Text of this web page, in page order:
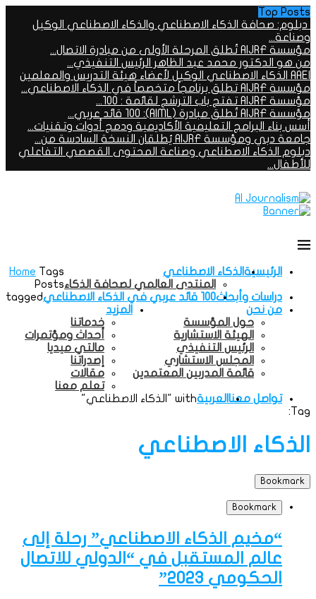
Top Posts
دبلوم: صحافة الذكاء الاصطناعي والذكاء الاصطناعي الوكيل
وصناعة...
مؤسسة AIJRF تُطلق المرحلة الأولى من مبادرة الاتصال...
من هو الدكتور محمد عبد الظاهر الرئيس التنفيذي...
AAEI الذكاء الاصطناعي الوكيل لأعضاء هيئة التدريس والمعلمين
مؤسسة AIJRF تطلق برنامجاً متخصصاً في الذكاء الاصطناعي...
مؤسسة AIJRF تفتح باب الترشح لقائمة : 100...
مؤسسة AIJRF تُطلق مبادرة (AIML): 100 قائد عربي...
أسس بناء البرامج التعليمية الأكاديمية ودمج أدوات وتقنيات...
جامعة دبي ومؤسسة AIJRF يُطلقان النسخة السادسة من...
دبلوم الذكاء الاصطناعي وصناعة المحتوى القصصي التفاعلي
للأطفال...
الرئيسيةالذكاء الاصطناعي
المنتدى العالمي لصحافة الذكاء
دراسات وأبحاث100 قائد عربي في الذكاء الاصطناعي
من نحن
حول المؤسسة
الهيئة الاستشارية
الرئيس التنفيذي
المجلس الاستشاري
قائمة المدربين المعتمدين
المزيد
خدماتنا
أحداث ومؤتمرات
مالتي ميديا
إصدراتنا
مقالات
تعلم معنا
تواصل معناالعربية
Home Tags
Posts
tagged
with "الذكاء الاصطناعي"
Tag:
الذكاء الاصطناعي
Bookmark
Bookmark
“مخيم الذكاء الاصطناعي” رحلة إلى
عالم المستقبل في “الدولي للاتصال
الحكومي 2023”